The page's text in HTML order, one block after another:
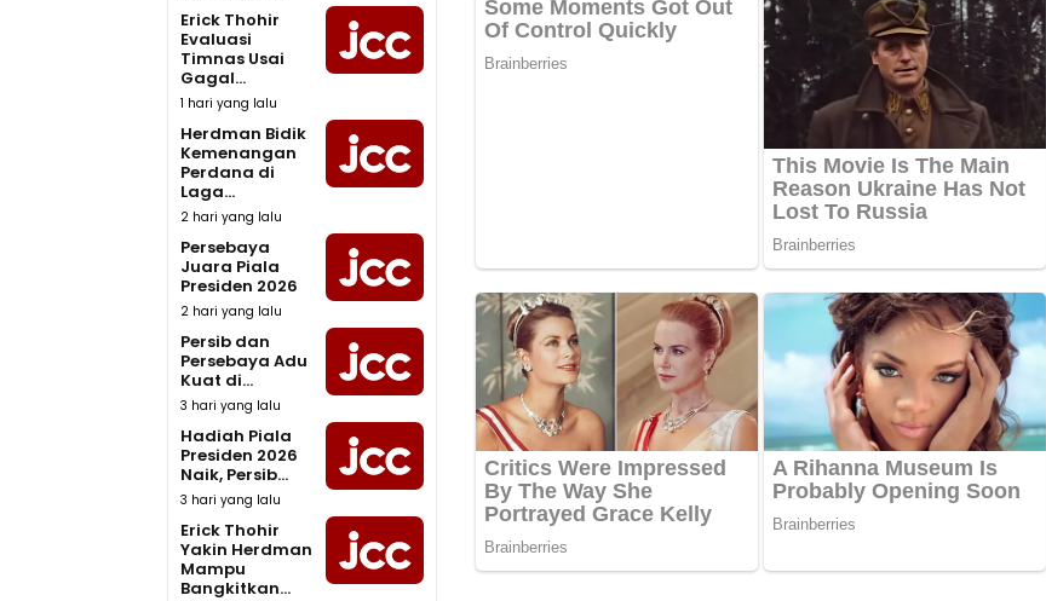
Erick Thohir
Evaluasi
Timnas Usai
Gagal...
1 hari yang lalu
Herdman Bidik
Kemenangan
Perdana di
Laga...
2 hari yang lalu
Persebaya
Juara Piala
Presiden 2026
2 hari yang lalu
Persib dan
Persebaya Adu
Kuat di...
3 hari yang lalu
Hadiah Piala
Presiden 2026
Naik, Persib...
3 hari yang lalu
Erick Thohir
Yakin Herdman
Mampu
Bangkitkan...